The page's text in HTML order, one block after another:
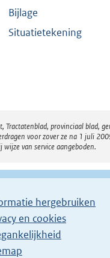
Bijlage
Situatietekening
provinciaal blad,
voor zover ze na 1 juli
van service aangeboden.
hergebruiken
en cookies